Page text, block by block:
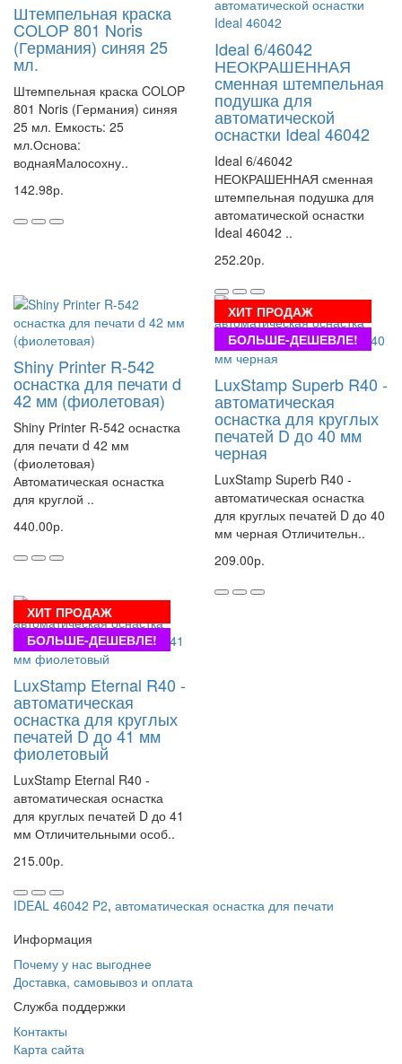
Штемпельная краска
COLOP 801 Noris
(Германия) синяя 25
мл.
Штемпельная краска COLOP
801 Noris (Германия) синяя
25 мл. Емкость: 25
мл.Основа:
воднаяМалосохну..
142.98р.
Ideal 6/46042
НЕОКРАШЕННАЯ
сменная штемпельная
подушка для
автоматической
оснастки Ideal 46042
Ideal 6/46042
НЕОКРАШЕННАЯ сменная
штемпельная подушка для
автоматической оснастки
Ideal 46042 ..
252.20р.
Shiny Printer R-542
оснастка для печати d
42 мм (фиолетовая)
Shiny Printer R-542 оснастка
для печати d 42 мм
(фиолетовая)
Автоматическая оснастка
для круглой ..
440.00р.
ХИТ ПРОДАЖ
БОЛЬШЕ-ДЕШЕВЛЕ!
LuxStamp Superb R40 -
автоматическая
оснастка для круглых
печатей D до 40 мм
черная
LuxStamp Superb R40 -
автоматическая оснастка
для круглых печатей D до 40
мм черная Отличительн..
209.00р.
ХИТ ПРОДАЖ
БОЛЬШЕ-ДЕШЕВЛЕ!
LuxStamp Eternal R40 -
автоматическая
оснастка для круглых
печатей D до 41 мм
фиолетовый
LuxStamp Eternal R40 -
автоматическая оснастка
для круглых печатей D до 41
мм Отличительными особ..
215.00р.
IDEAL 46042 P2, автоматическая оснастка для печати
Информация
Почему у нас выгоднее
Доставка, самовывоз и оплата
Служба поддержки
Контакты
Карта сайта